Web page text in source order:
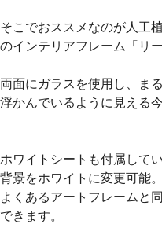
そこでおススメなのが人工
のインテリアフレーム「リ
両面にガラスを使用し、ま
浮かんでいるように見える
ホワイトシートも付属して
背景をホワイトに変更可能。
よくあるアートフレームと
できます。